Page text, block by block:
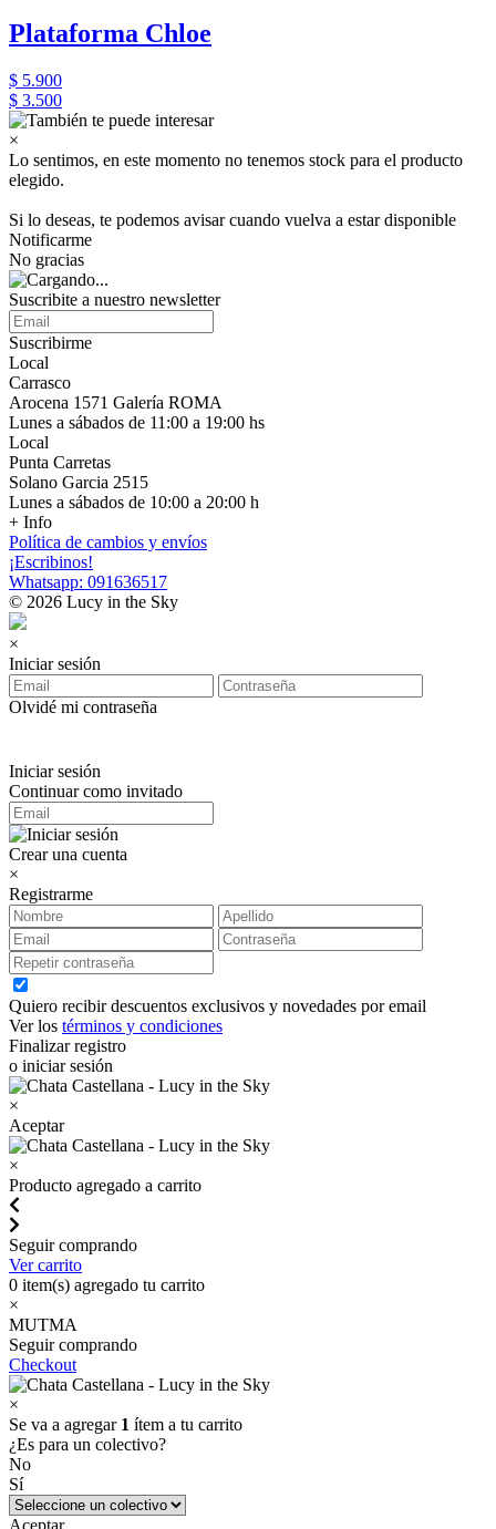
Plataforma Chloe
$ 5.900
$ 3.500
×
Lo sentimos, en este momento no tenemos stock para el producto
elegido.
Si lo deseas, te podemos avisar cuando vuelva a estar disponible
Notificarme
No gracias
Suscribite a nuestro newsletter
Suscribirme
Local
Carrasco
Arocena 1571 Galería ROMA
Lunes a sábados de 11:00 a 19:00 hs
Local
Punta Carretas
Solano Garcia 2515
Lunes a sábados de 10:00 a 20:00 h
+ Info
Política de cambios y envíos
¡Escribinos!
Whatsapp: 091636517
© 2026 Lucy in the Sky
×
Iniciar sesión
Olvidé mi contraseña
Iniciar sesión
Continuar como invitado
Crear una cuenta
×
Registrarme
Quiero recibir descuentos exclusivos y novedades por email
Ver los términos y condiciones
Finalizar registro
o iniciar sesión
×
Aceptar
×
Producto agregado a carrito
Seguir comprando
Ver carrito
0 item(s) agregado tu carrito
×
MUTMA
Seguir comprando
Checkout
×
Se va a agregar 1 ítem a tu carrito
¿Es para un colectivo?
No
Sí
Aceptar